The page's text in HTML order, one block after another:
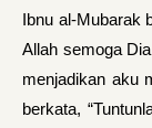
Ibnu al-Mubarak
Allah semoga
menjadikan aku
berkata,